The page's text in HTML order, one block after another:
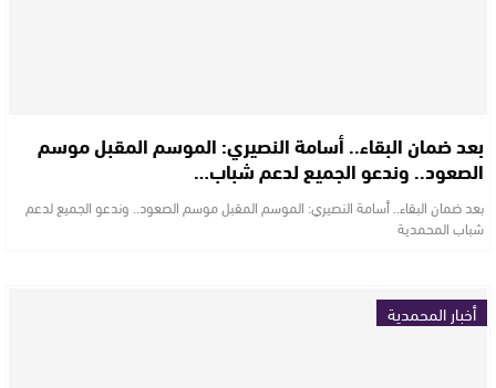
بعد ضمان البقاء.. أسامة النصيري: الموسم المقبل موسم
الصعود.. وندعو الجميع لدعم شباب…
بعد ضمان البقاء.. أسامة النصيري: الموسم المقبل موسم الصعود.. وندعو الجميع لدعم
شباب المحمدية
أخبار المحمدية